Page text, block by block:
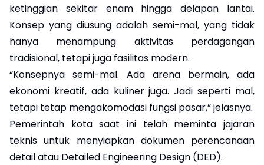
ketinggian sekitar enam hingga delapan lantai.
Konsep yang diusung adalah semi-mal, yang tidak
hanya menampung aktivitas perdagangan
tradisional, tetapi juga fasilitas modern.
“Konsepnya semi-mal. Ada arena bermain, ada
ekonomi kreatif, ada kuliner juga. Jadi seperti mal,
tetapi tetap mengakomodasi fungsi pasar,” jelasnya.
Pemerintah kota saat ini telah meminta jajaran
teknis untuk menyiapkan dokumen perencanaan
detail atau Detailed Engineering Design (DED).